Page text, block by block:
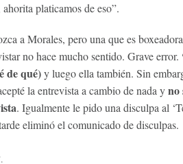
platicamos de eso”.
a Morales, pero una que es boxeadora
no hace mucho sentido. Grave error.
de qué)y luego ella también. Sin
la entrevista a cambio de nada yno
. Igualmente le pido una disculpa al
eliminó el comunicado de disculpas.